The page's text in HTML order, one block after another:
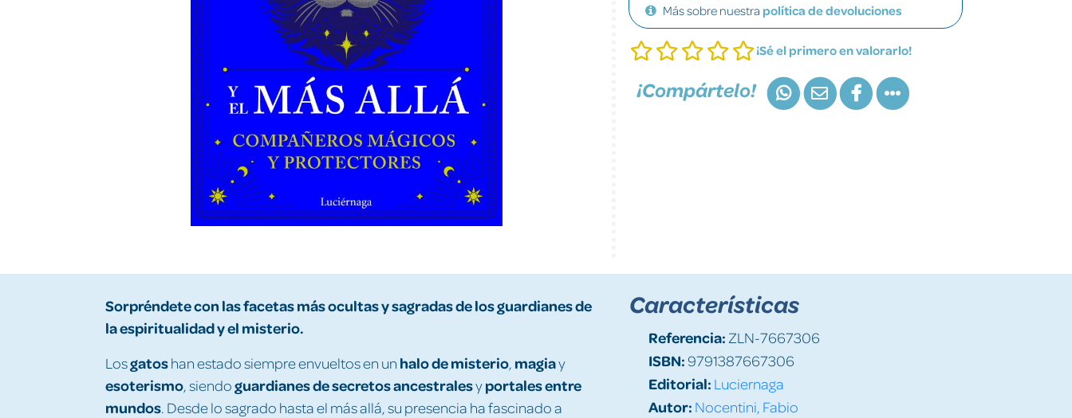
Más sobre nuestra política de devoluciones
¡Sé el primero en valorarlo!
¡Compártelo!
Sorpréndete con las facetas más ocultas y sagradas de los guardianes de
la espiritualidad y el misterio.
Losgatoshan estado siempre envueltos en un halo de misterio, magiay
esoterismo, siendoguardianes de secretos ancestralesyportales entre
mundos. Desde lo sagrado hasta el más allá, su presencia ha fascinado a
Características
Referencia: ZLN-7667306
ISBN:9791387667306
Editorial: Luciernaga
Autor: Nocentini, Fabio